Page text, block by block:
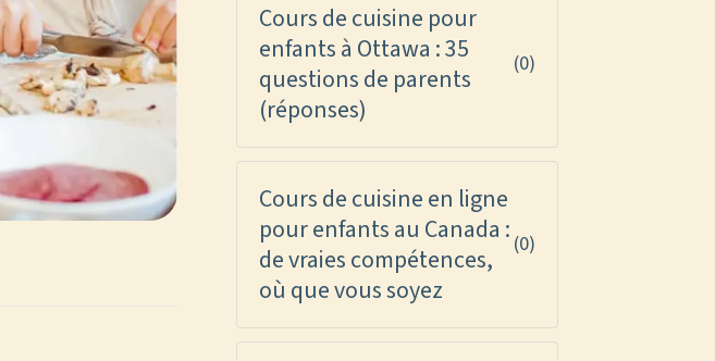
Cours de cuisine pour
enfants à Ottawa : 35
questions de parents
(réponses)
(0)
Cours de cuisine en ligne
pour enfants au Canada :
de vraies compétences,
où que vous soyez
(0)